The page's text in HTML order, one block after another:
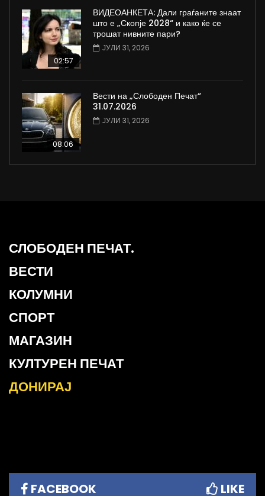
02:57
ВИДЕОАНКЕТА: Дали граѓаните знаат
што е „Скопје 2028“ и како ќе се
трошат нивните пари?
ЈУЛИ 31, 2026
08:06
Вести на „Слободен Печат“
31.07.2026
ЈУЛИ 31, 2026
СЛОБОДЕН ПЕЧАТ.
ВЕСТИ
КОЛУМНИ
СПОРТ
МАГАЗИН
КУЛТУРЕН ПЕЧАТ
ДОНИРАЈ
FACEBOOK LIKE